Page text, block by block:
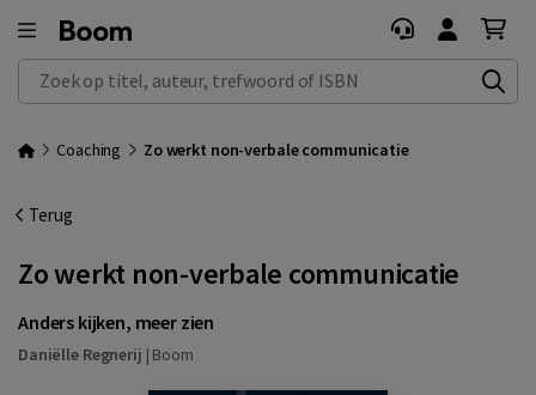
Zoek op titel, auteur, trefwoord of ISBN
Coaching Zo werkt non-verbale communicatie
Terug
Zo werkt non-verbale communicatie
Anders kijken, meer zien
Daniëlle Regnerij | Boom